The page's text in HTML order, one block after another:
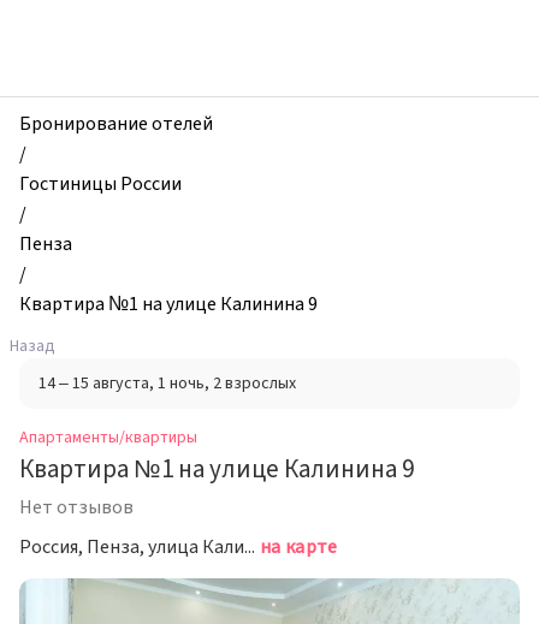
и
квартиры,
Квартира
№1
на
улице
Калинина
9,
Пенза,
Россия
Бронирование отелей
/
Гостиницы России
/
Пенза
/
Квартира №1 на улице Калинина 9
Назад
14 – 15 августа, 1 ночь, 2 взрослых
Апартаменты/квартиры
Квартира №1 на улице Калинина 9
Нет отзывов
Россия, Пенза, улица Калинина, 9 на карте